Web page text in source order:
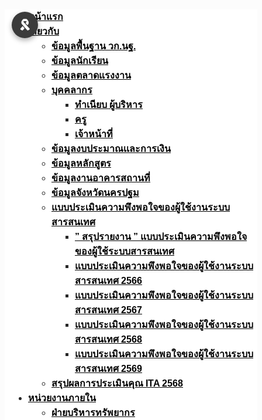
Skip
หน้าแรก
เกี่ยวกับ
ข้อมูลพื้นฐาน วก.นฐ.
ข้อมูลนักเรียน
ข้อมูลตลาดแรงงาน
บุคคลากร
ทำเนียบ ผู้บริหาร
ครู
เจ้าหน้าที่
ข้อมูลงบประมาณเเละการเงิน
ข้อมูลหลักสูตร
ข้อมูลงานอาคารสถานที่
ข้อมูลจังหวัดนครปฐม
แบบประเมินความพึงพอใจของผู้ใช้งานระบบ
สารสนเทศ
” สรุปรายงาน ” แบบประเมินความพึงพอใจ
ของผู้ใช้ระบบสารสนเทศ
แบบประเมินความพึงพอใจของผู้ใช้งานระบบ
สารสนเทศ 2566
แบบประเมินความพึงพอใจของผู้ใช้งานระบบ
สารสนเทศ 2567
แบบประเมินความพึงพอใจของผู้ใช้งานระบบ
สารสนเทศ 2568
แบบประเมินความพึงพอใจของผู้ใช้งานระบบ
สารสนเทศ 2569
สรุปผลการประเมินคุณ ITA 2568
หน่วยงานภายใน
ฝ่ายบริหารทรัพยากร